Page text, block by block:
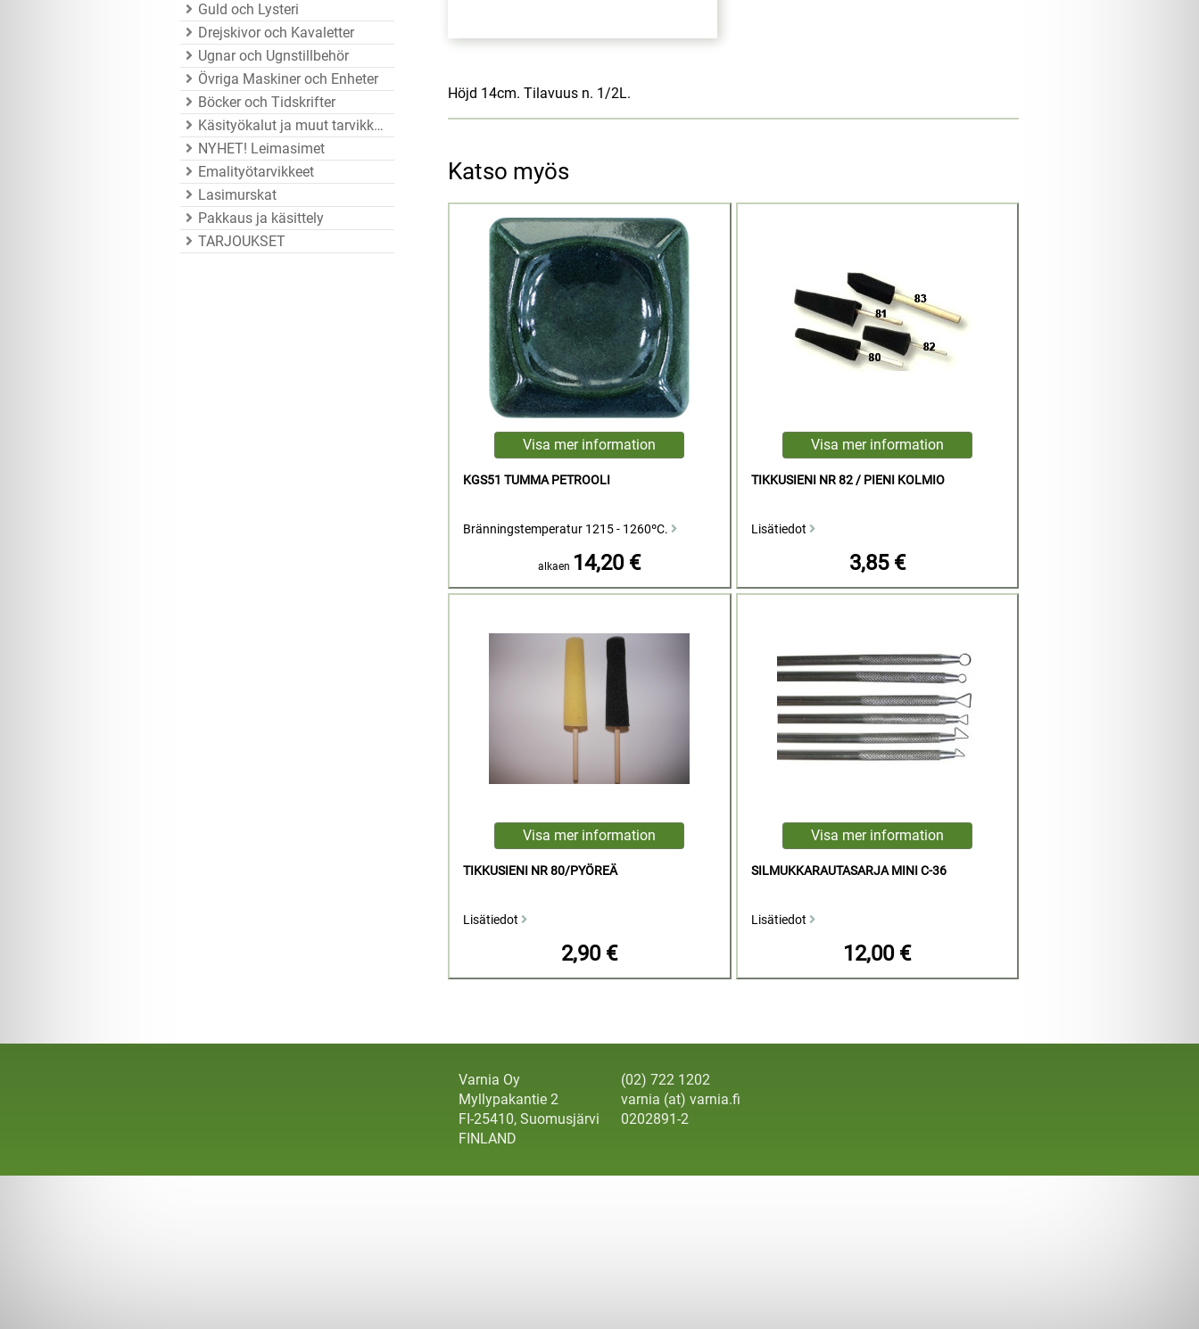
Guld och Lysteri
Drejskivor och Kavaletter
Ugnar och Ugnstillbehör
Övriga Maskiner och Enheter
Böcker och Tidskrifter
Käsityökalut ja muut tarvikkeet
NYHET! Leimasimet
Emalityötarvikkeet
Lasimurskat
Pakkaus ja käsittely
TARJOUKSET
Höjd 14cm. Tilavuus n. 1/2L.
Katso myös
KGS51 TUMMA PETROOLI
Bränningstemperatur 1215 - 1260ºC.
alkaen 14,20 €
TIKKUSIENI NR 82 / PIENI KOLMIO
Lisätiedot
3,85 €
TIKKUSIENI NR 80/PYÖREÄ
Lisätiedot
2,90 €
SILMUKKARAUTASARJA MINI C-36
Lisätiedot
12,00 €
Varnia Oy
Myllypakantie 2
FI-25410, Suomusjärvi
FINLAND
(02) 722 1202
varnia (at) varnia.fi
0202891-2